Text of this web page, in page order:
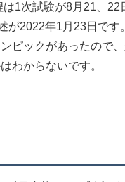
1次試験が8月21、22
が2022年1月23日です
ピックがあったので
わからないです。